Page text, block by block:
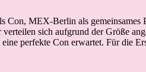
Con, MEX-Berlin als gemeinsames
sich aufgrund der Größe
perfekte Con erwartet. Für die